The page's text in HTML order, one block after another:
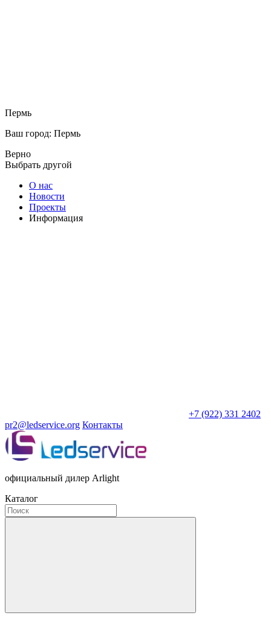
Пермь
Ваш город: Пермь
Верно
Выбрать другой
О нас
Новости
Проекты
Информация
+7 (922) 331 2402
pr2@ledservice.org Контакты
официальный дилер Arlight
Каталог